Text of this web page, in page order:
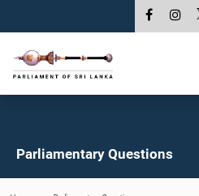
Parliamentary Questions